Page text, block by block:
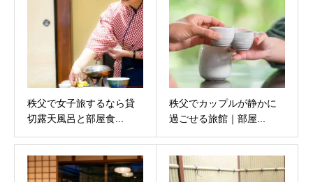
秩父で女子旅するなら貸
切露天風呂と部屋食...
秩父でカップルが静かに
過ごせる旅館｜部屋...